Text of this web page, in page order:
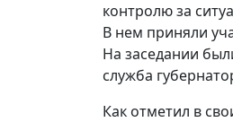
контролю за
В нем приняли
На заседании
служба
Как отметил в